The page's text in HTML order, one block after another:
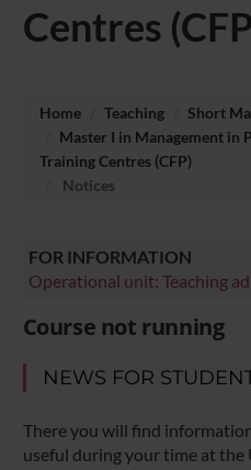
Centres
Home Teaching
Short
Master I in Management in
Training Centres (CFP)
Notices
FOR INFORMATION
Operational unit: Teaching
Course not running
NEWS FOR
There you will find
useful during your time at the